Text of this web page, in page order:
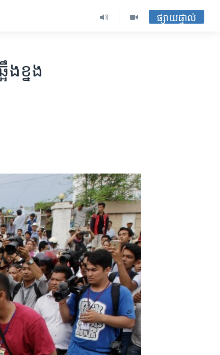
ផ្សាយផ្ទាល់
ង​ខ្នង​